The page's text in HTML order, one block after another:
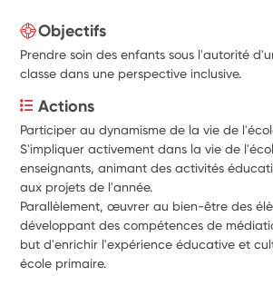
Objectifs
Prendre soin des enfants sous l'autorité
classe dans une perspective inclusive.
Actions
Participer au dynamisme de la vie de
S'impliquer activement dans la vie de
enseignants, animant des activités
aux projets de l'année.
Parallèlement, œuvrer au bien-être des
développant des compétences de
but d'enrichir l'expérience éducative et
école primaire.